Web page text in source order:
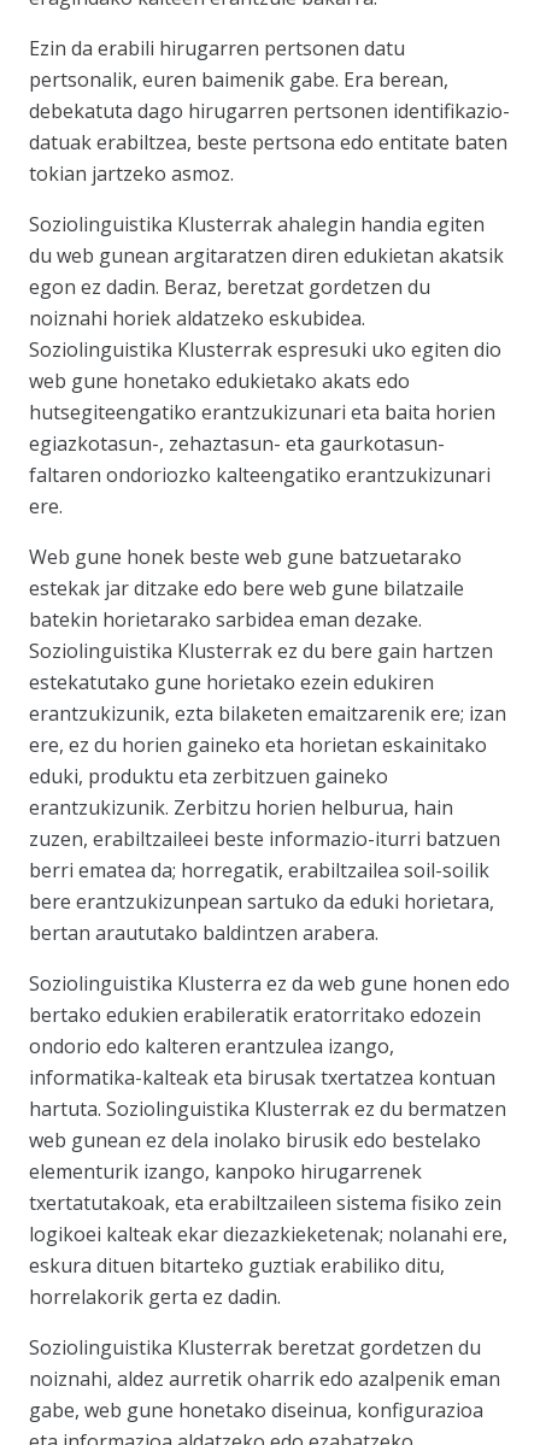
Ezin da erabili hirugarren pertsonen datu
pertsonalik, euren baimenik gabe. Era berean,
debekatuta dago hirugarren pertsonen identifikazio-
datuak erabiltzea, beste pertsona edo entitate baten
tokian jartzeko asmoz.
Soziolinguistika Klusterrak ahalegin handia egiten
du web gunean argitaratzen diren edukietan akatsik
egon ez dadin. Beraz, beretzat gordetzen du
noiznahi horiek aldatzeko eskubidea.
Soziolinguistika Klusterrak espresuki uko egiten dio
web gune honetako edukietako akats edo
hutsegiteengatiko erantzukizunari eta baita horien
egiazkotasun-, zehaztasun- eta gaurkotasun-
faltaren ondoriozko kalteengatiko erantzukizunari
ere.
Web gune honek beste web gune batzuetarako
estekak jar ditzake edo bere web gune bilatzaile
batekin horietarako sarbidea eman dezake.
Soziolinguistika Klusterrak ez du bere gain hartzen
estekatutako gune horietako ezein edukiren
erantzukizunik, ezta bilaketen emaitzarenik ere; izan
ere, ez du horien gaineko eta horietan eskainitako
eduki, produktu eta zerbitzuen gaineko
erantzukizunik. Zerbitzu horien helburua, hain
zuzen, erabiltzaileei beste informazio-iturri batzuen
berri ematea da; horregatik, erabiltzailea soil-soilik
bere erantzukizunpean sartuko da eduki horietara,
bertan araututako baldintzen arabera.
Soziolinguistika Klusterra ez da web gune honen edo
bertako edukien erabileratik eratorritako edozein
ondorio edo kalteren erantzulea izango,
informatika-kalteak eta birusak txertatzea kontuan
hartuta. Soziolinguistika Klusterrak ez du bermatzen
web gunean ez dela inolako birusik edo bestelako
elementurik izango, kanpoko hirugarrenek
txertatutakoak, eta erabiltzaileen sistema fisiko zein
logikoei kalteak ekar diezazkieketenak; nolanahi ere,
eskura dituen bitarteko guztiak erabiliko ditu,
horrelakorik gerta ez dadin.
Soziolinguistika Klusterrak beretzat gordetzen du
noiznahi, aldez aurretik oharrik edo azalpenik eman
gabe, web gune honetako diseinua, konfigurazioa